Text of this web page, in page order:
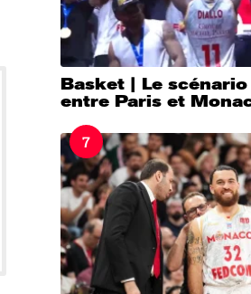
Basket | Le
entre Paris et
7